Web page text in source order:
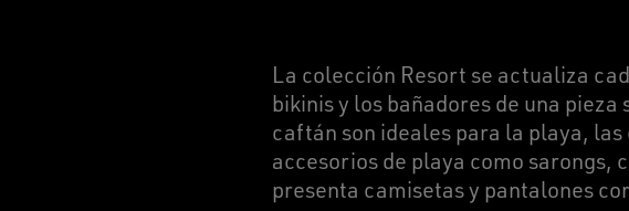
La colección Resort se actualiza
bikinis y los bañadores de una
caftán son ideales para la playa,
accesorios de playa como sarongs,
presenta camisetas y pantalones